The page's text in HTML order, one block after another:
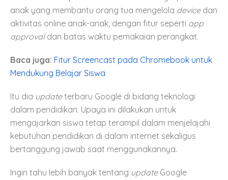
anak yang membantu orang tua mengelola devicedan
aktivitas online anak-anak, dengan fitur seperti app
approvaldan batas waktu pemakaian perangkat.
Baca juga: Fitur Screencast pada Chromebook untuk
Mendukung Belajar Siswa
Itu dia updateterbaru Google di bidang teknologi
dalam pendidikan. Upaya ini dilakukan untuk
mengajarkan siswa tetap terampil dalam menjelajahi
kebutuhan pendidikan di dalam internet sekaligus
bertanggung jawab saat menggunakannya.
Ingin tahu lebih banyak tentang updateGoogle